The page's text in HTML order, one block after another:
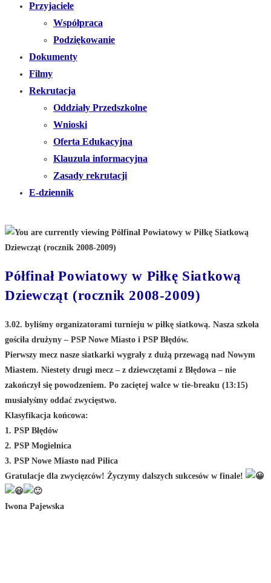
Przyjaciele
Współpraca
Podziękowanie
Dokumenty
Filmy
Rekrutacja
Oddziały Przedszkolne
Wnioski
Oferta Edukacyjna
Klauzula informacyjna
Zasady rekrutacji
E-dziennik
Półfinał Powiatowy w Piłkę Siatkową
Dziewcząt (rocznik 2008-2009)
3.02. byliśmy organizatorami turnieju w piłkę siatkową. Nasza szkoła
gościła drużyny – PSP Nowe Miasto i PSP Błędów.
Pierwszy mecz nasze siatkarki wygrały z dużą przewagą nad Nowym
Miastem. Niestety drugi mecz – z dziewczętami z Błędowa – nie
zakończył się powodzeniem. Po zaciętej walce w tie-breaku (13:15)
musiałyśmy oddać zwycięstwo.
Klasyfikacja końcowa:
1. PSP Błędów
2. PSP Mogielnica
3. PSP Nowe Miasto nad Pilica
Gratulacje dla zwycięzców! Życzymy dalszych sukcesów w finale!
Iwona Pajewska